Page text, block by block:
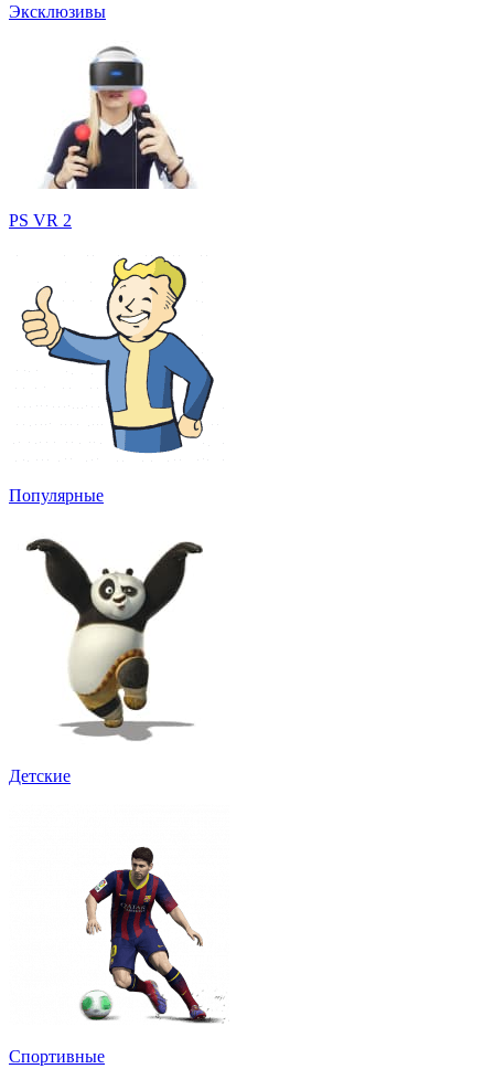
Эксклюзивы
PS VR 2
Популярные
Детские
Спортивные